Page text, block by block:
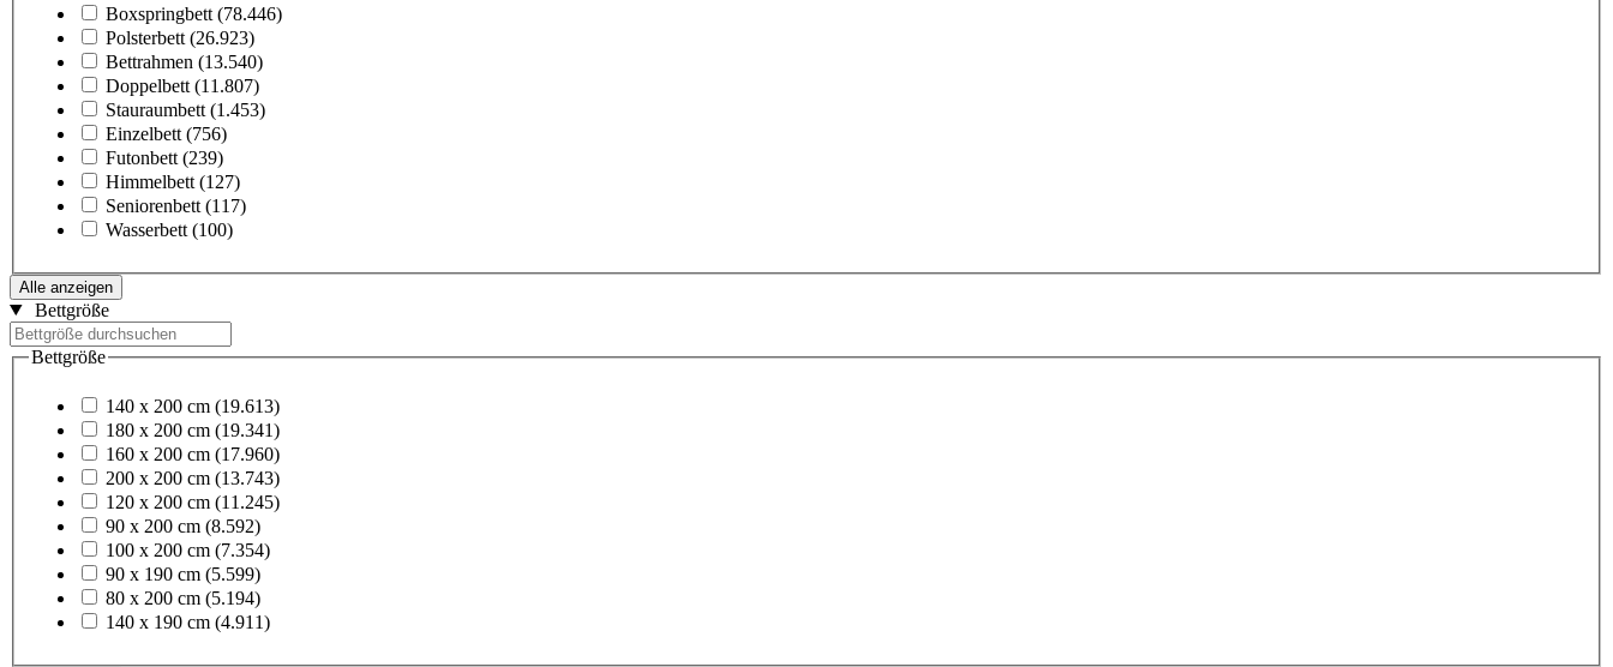
Boxspringbett (78.446)
Polsterbett (26.923)
Bettrahmen (13.540)
Doppelbett (11.807)
Stauraumbett (1.453)
Einzelbett (756)
Futonbett (239)
Himmelbett (127)
Seniorenbett (117)
Wasserbett (100)
Alle anzeigen
Bettgröße
Bettgröße
140 x 200 cm (19.613)
180 x 200 cm (19.341)
160 x 200 cm (17.960)
200 x 200 cm (13.743)
120 x 200 cm (11.245)
90 x 200 cm (8.592)
100 x 200 cm (7.354)
90 x 190 cm (5.599)
80 x 200 cm (5.194)
140 x 190 cm (4.911)